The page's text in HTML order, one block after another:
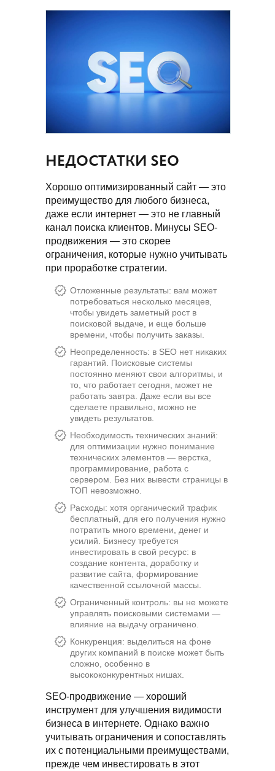
НЕДОСТАТКИ SEO
Хорошо оптимизированный сайт — это
преимущество для любого бизнеса,
даже если интернет — это не главный
канал поиска клиентов. Минусы SEO-
продвижения — это скорее
ограничения, которые нужно учитывать
при проработке стратегии.
Отложенные результаты: вам может
потребоваться несколько месяцев,
чтобы увидеть заметный рост в
поисковой выдаче, и еще больше
времени, чтобы получить заказы.
Неопределенность: в SEO нет никаких
гарантий. Поисковые системы
постоянно меняют свои алгоритмы, и
то, что работает сегодня, может не
работать завтра. Даже если вы все
сделаете правильно, можно не
увидеть результатов.
Необходимость технических знаний:
для оптимизации нужно понимание
технических элементов — верстка,
программирование, работа с
сервером. Без них вывести страницы в
ТОП невозможно.
Расходы: хотя органический трафик
бесплатный, для его получения нужно
потратить много времени, денег и
усилий. Бизнесу требуется
инвестировать в свой ресурс: в
создание контента, доработку и
развитие сайта, формирование
качественной ссылочной массы.
Ограниченный контроль: вы не можете
управлять поисковыми системами —
влияние на выдачу ограничено.
Конкуренция: выделиться на фоне
других компаний в поиске может быть
сложно, особенно в
высококонкурентных нишах.
SEO-продвижение — хороший
инструмент для улучшения видимости
бизнеса в интернете. Однако важно
учитывать ограничения и сопоставлять
их с потенциальными преимуществами,
прежде чем инвестировать в этот